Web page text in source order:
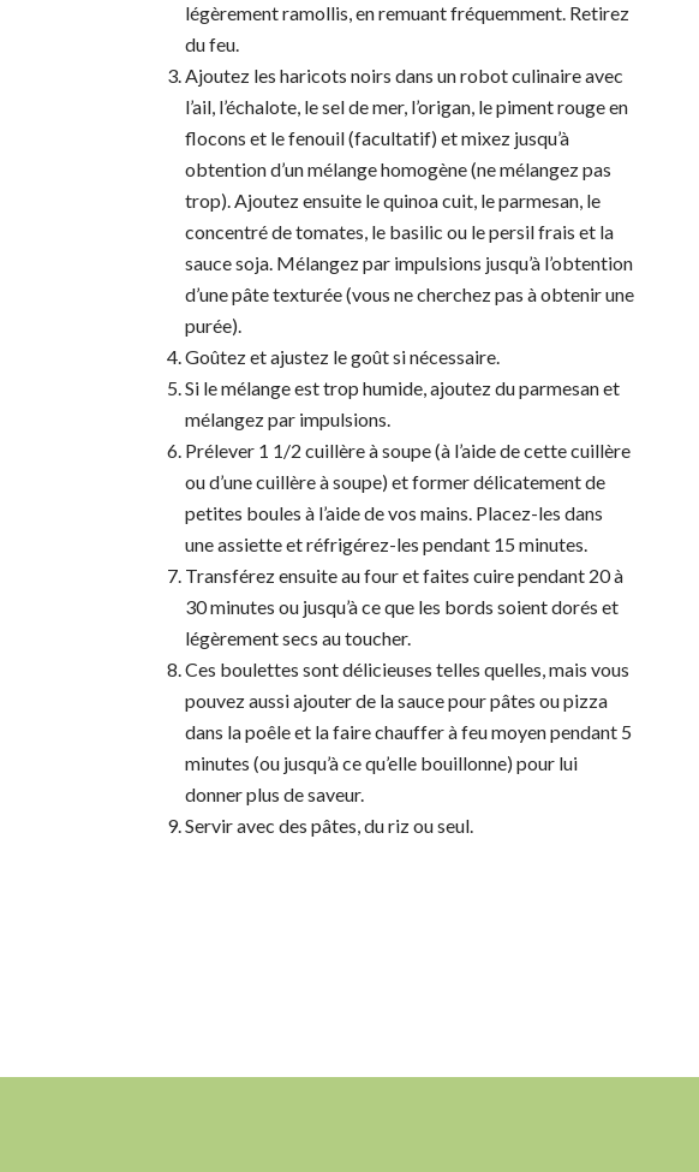
légèrement ramollis, en remuant fréquemment. Retirez
du feu.
Ajoutez les haricots noirs dans un robot culinaire avec
l’ail, l’échalote, le sel de mer, l’origan, le piment rouge en
flocons et le fenouil (facultatif) et mixez jusqu’à
obtention d’un mélange homogène (ne mélangez pas
trop). Ajoutez ensuite le quinoa cuit, le parmesan, le
concentré de tomates, le basilic ou le persil frais et la
sauce soja. Mélangez par impulsions jusqu’à l’obtention
d’une pâte texturée (vous ne cherchez pas à obtenir une
purée).
Goûtez et ajustez le goût si nécessaire.
Si le mélange est trop humide, ajoutez du parmesan et
mélangez par impulsions.
Prélever 1 1/2 cuillère à soupe (à l’aide de cette cuillère
ou d’une cuillère à soupe) et former délicatement de
petites boules à l’aide de vos mains. Placez-les dans
une assiette et réfrigérez-les pendant 15 minutes.
Transférez ensuite au four et faites cuire pendant 20 à
30 minutes ou jusqu’à ce que les bords soient dorés et
légèrement secs au toucher.
Ces boulettes sont délicieuses telles quelles, mais vous
pouvez aussi ajouter de la sauce pour pâtes ou pizza
dans la poêle et la faire chauffer à feu moyen pendant 5
minutes (ou jusqu’à ce qu’elle bouillonne) pour lui
donner plus de saveur.
Servir avec des pâtes, du riz ou seul.